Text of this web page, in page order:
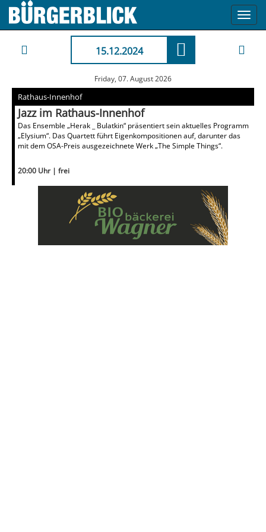
15.12.2024
Friday, 07. August 2026
Rathaus-Innenhof
Jazz im Rathaus-Innenhof
Das Ensemble „Herak _ Bulatkin“ präsentiert sein aktuelles Programm
„Elysium“. Das Quartett führt Eigenkompositionen auf, darunter das
mit dem OSA-Preis ausgezeichnete Werk „The Simple Things“.
20:00 Uhr | frei